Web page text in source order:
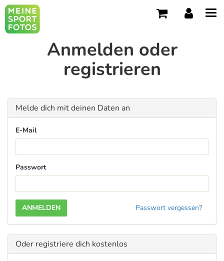
Anmelden oder
registrieren
Melde dich mit deinen Daten an
E-Mail
Passwort
Passwort vergessen?
Oder registriere dich kostenlos